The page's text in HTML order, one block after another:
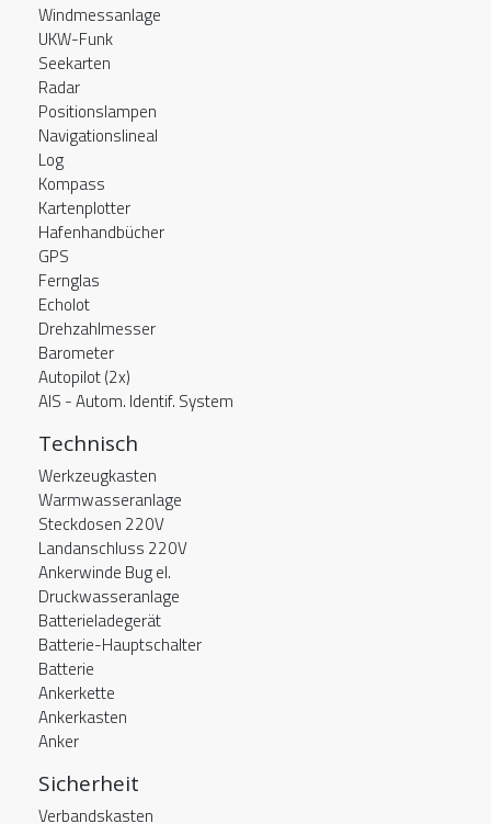
Windmessanlage
UKW-Funk
Seekarten
Radar
Positionslampen
Navigationslineal
Log
Kompass
Kartenplotter
Hafenhandbücher
GPS
Fernglas
Echolot
Drehzahlmesser
Barometer
Autopilot (2x)
AIS - Autom. Identif. System
Technisch
Werkzeugkasten
Warmwasseranlage
Steckdosen 220V
Landanschluss 220V
Ankerwinde Bug el.
Druckwasseranlage
Batterieladegerät
Batterie-Hauptschalter
Batterie
Ankerkette
Ankerkasten
Anker
Sicherheit
Verbandskasten